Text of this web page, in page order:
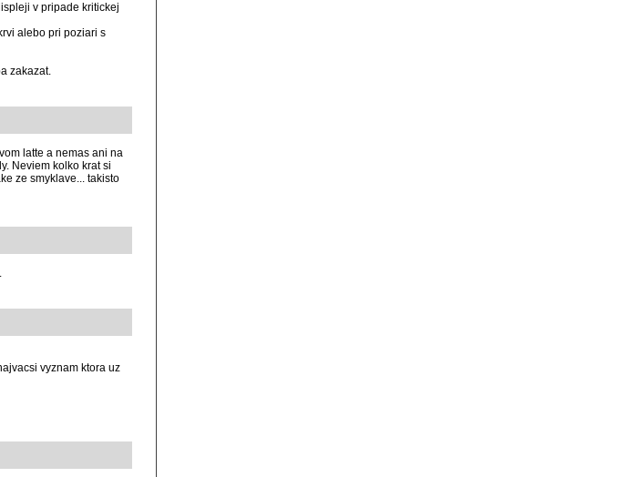
v pripade kritickej
alebo pri poziari s
zakazat.
latte a nemas ani na
Neviem kolko krat si
ze smyklave... takisto
vyznam ktora uz